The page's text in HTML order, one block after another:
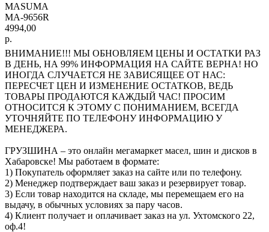
MASUMA
MA-9656R
4994,00
р.
ВНИМАНИЕ!!! МЫ ОБНОВЛЯЕМ ЦЕНЫ И ОСТАТКИ РАЗ
В ДЕНЬ, НА 99% ИНФОРМАЦИЯ НА САЙТЕ ВЕРНА! НО
ИНОГДА СЛУЧАЕТСЯ НЕ ЗАВИСЯЩЕЕ ОТ НАС:
ПЕРЕСЧЕТ ЦЕН И ИЗМЕНЕНИЕ ОСТАТКОВ, ВЕДЬ
ТОВАРЫ ПРОДАЮТСЯ КАЖДЫЙ ЧАС! ПРОСИМ
ОТНОСИТСЯ К ЭТОМУ С ПОНИМАНИЕМ, ВСЕГДА
УТОЧНЯЙТЕ ПО ТЕЛЕФОНУ ИНФОРМАЦИЮ У
МЕНЕДЖЕРА.
ГРУЗШИНА – это онлайн мегамаркет масел, шин и дисков в
Хабаровске! Мы работаем в формате:
1) Покупатель оформляет заказ на сайте или по телефону.
2) Менеджер подтверждает ваш заказ и резервирует товар.
3) Если товар находится на складе, мы перемещаем его на
выдачу, в обычных условиях за пару часов.
4) Клиент получает и оплачивает заказ на ул. Ухтомского 22,
оф.4!